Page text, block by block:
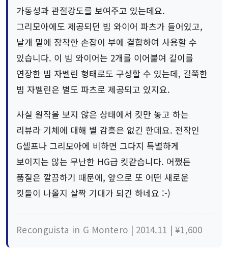
가동성과 관절강도를 보여주고 있는데요.
그리모아에도 제공되던 빔 와이어 파츠가 들어있고,
날개 밑에 장착한 손잡이 부에 결합하여 사용할 수
있습니다. 이 빔 와이어는 2개를 이어붙여 길이를
연장한 빔 자벨린 형태로도 구성할 수 있는데, 길쭉한
빔 자벨린은 별도 파츠로 제공되고 있지요.
사실 원작을 보지 않은 상태에서 킷만 놓고 하는
리뷰라 기체에 대해 별 감흥은 없긴 한데요. 전작인
G셀프나 그리모아에 비하면 그다지 특별하게
보이지는 않는 무난한 HG급 킷같습니다. 어쨌든
품질은 깔끔하기 때문에, 앞으로 또 어떤 새로운
킷들이 나올지 살짝 기대가 되긴 하네요 :-)
Reconguista in G Montero | 2014.11 | ¥1,600